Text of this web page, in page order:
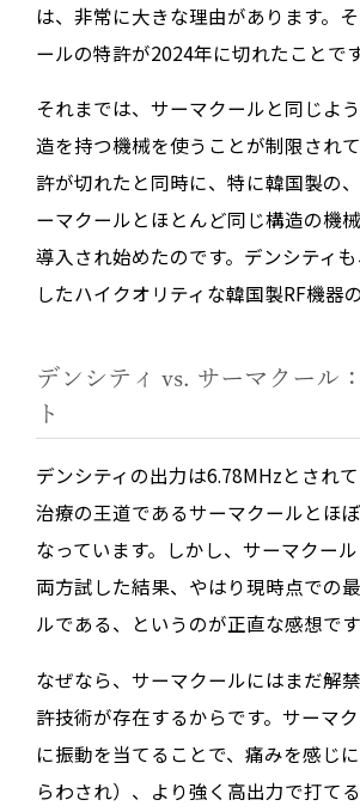
は、非常に大きな理由があります。そ
ールの特許が2024年に切れたことです
それまでは、サーマクールと同じよ
造を持つ機械を使うことが制限され
許が切れたと同時に、特に韓国製の、
ーマクールとほとんど同じ構造の機
導入され始めたのです。デンシティ
したハイクオリティな韓国製RF機器
デンシティ vs. サーマクール
ト
デンシティの出力は6.78MHzとされ
治療の王道であるサーマクールとほ
なっています。しかし、サーマクー
両方試した結果、 やはり現時点での
ルである、というのが正直な感想です
なぜなら、サーマクールにはまだ解
許技術が存在するからです。サーマ
に振動を当てることで、痛みを感じ
らわされ）、より強く高出力で打て